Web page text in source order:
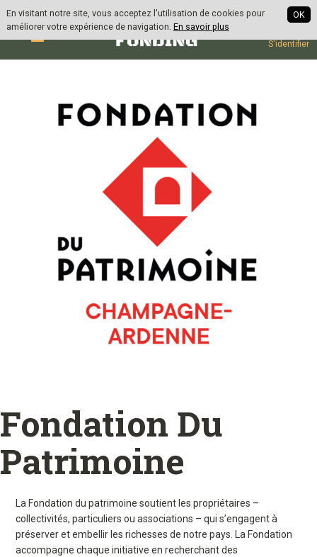
En visitant notre site, vous acceptez l'utilisation de cookies pour
améliorer votre expérience de navigation. En savoir plus
OK
| en| fr
S'identifier
Fondation Du
Patrimoine
La Fondation du patrimoine soutient les propriétaires –
collectivités, particuliers ou associations – qui s’engagent à
préserver et embellir les richesses de notre pays. La Fondation
accompagne chaque initiative en recherchant des